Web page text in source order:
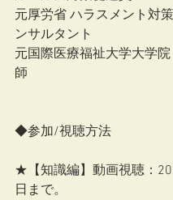
元厚労省 ハラスメント対
ンサルタント
元国際医療福祉大学大学
師
◆参加/視聴方法
★【知識編】動画視聴：
日まで。